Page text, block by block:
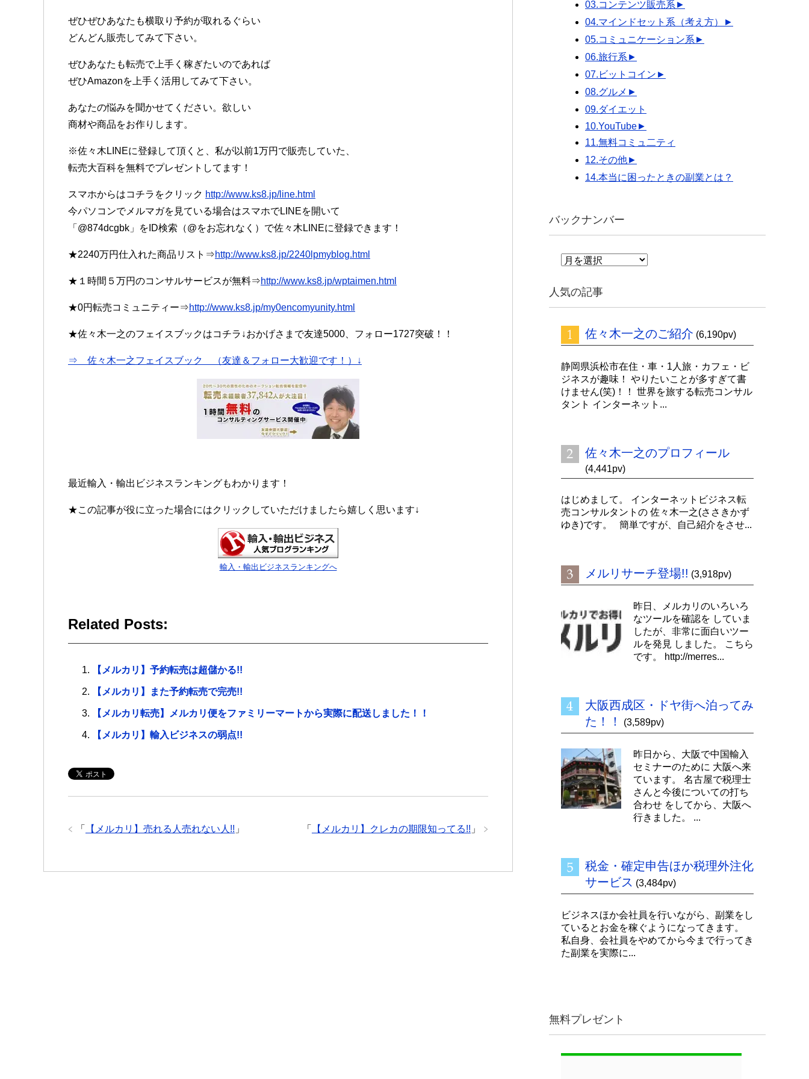
ぜひぜひあなたも横取り予約が取れるぐらい
どんどん販売してみて下さい。
ぜひあなたも転売で上手く稼ぎたいのであれば
ぜひAmazonを上手く活用してみて下さい。
あなたの悩みを聞かせてください。欲しい
商材や商品をお作りします。
※佐々木LINEに登録して頂くと、私が以前1万円で販売していた、
転売大百科を無料でプレゼントしてます！
スマホからはコチラをクリック http://www.ks8.jp/line.html
今パソコンでメルマガを見ている場合はスマホでLINEを開いて
「@874dcgbk」をID検索（@をお忘れなく）で佐々木LINEに登録できます！
★2240万円仕入れた商品リスト⇒http://www.ks8.jp/2240lpmyblog.html
★１時間５万円のコンサルサービスが無料⇒http://www.ks8.jp/wptaimen.html
★0円転売コミュニティー⇒http://www.ks8.jp/my0encomyunity.html
★佐々木一之のフェイスブックはコチラ↓おかげさまで友達5000、フォロー1727突破！！
⇒ 佐々木一之フェイスブック （友達＆フォロー大歓迎です！）↓
最近輸入・輸出ビジネスランキングもわかります！
★この記事が役に立った場合にはクリックしていただけましたら嬉しく思います↓
輸入・輸出ビジネスランキングへ
Related Posts:
【メルカリ】予約転売は超儲かる!!
【メルカリ】また予約転売で完売!!
【メルカリ転売】メルカリ便をファミリーマートから実際に配送しました！！
【メルカリ】輸入ビジネスの弱点!!
「 【メルカリ】クレカの期限知ってる!! 」
「 【メルカリ】売れる人売れない人!! 」
03.コンテンツ販売系 ►
04.マインドセット系（考え方）
►
05.コミュニケーション系 ►
06.旅行系 ►
07.ビットコイン ►
08.グルメ ►
09.ダイエット
10.YouTube►
11.無料コミュ二ティ
12.その他►
14.本当に困ったときの副業とは？
バックナンバー
バ
ナ
ン
ー
人気の記事
佐々木一之のご紹介 (6,190pv)
静岡県浜松市在住・車・1人旅・カフェ・ビ
ジネスが趣味！ やりたいことが多すぎて書
けません(笑)！！ 世界を旅する転売コンサル
タント インターネット...
佐々木一之のプロフィール
(4,441pv)
はじめまして。 インターネットビジネス転
売コンサルタントの 佐々木一之(ささきかず
ゆき)です。 簡単ですが、自己紹介をさせ...
メルリサーチ登場!! (3,918pv)
昨日、メルカリのいろいろ
なツールを確認を していま
したが、非常に面白いツー
ルを発見 しました。 こちら
です。 http://merres...
大阪西成区・ドヤ街へ泊ってみ
た！！
(3,589pv)
昨日から、大阪で中国輸入
セミナーのために 大阪へ来
ています。 名古屋で税理士
さんと今後についての打ち
合わせ をしてから、大阪へ
行きました。 ...
税金・確定申告ほか税理外注化
サービス (3,484pv)
ビジネスほか会社員を行いながら、副業をし
ているとお金を稼ぐようになってきます。
私自身、会社員をやめてから今まで行ってき
た副業を実際に...
無料プレゼント